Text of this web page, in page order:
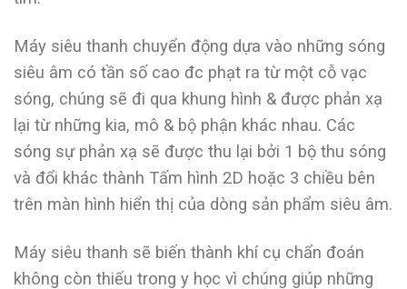
Máy siêu thanh chuyển động dựa vào những sóng
siêu âm có tần số cao đc phạt ra từ một cỗ vạc
sóng, chúng sẽ đi qua khung hình & được phản xạ
lại từ những kia, mô & bộ phận khác nhau. Các
sóng sự phản xạ sẽ được thu lại bởi 1 bộ thu sóng
và đổi khác thành Tấm hình 2D hoặc 3 chiều bên
trên màn hình hiển thị của dòng sản phẩm siêu âm.
Máy siêu thanh sẽ biến thành khí cụ chẩn đoán
không còn thiếu trong y học vì chúng giúp những